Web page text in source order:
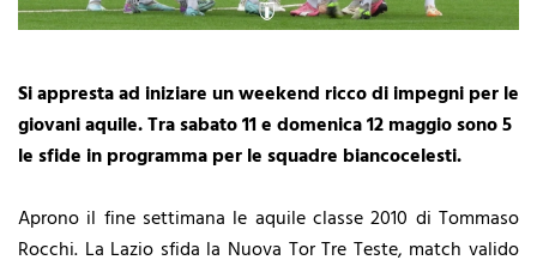
Si appresta ad iniziare un weekend ricco di impegni per le
giovani aquile. Tra sabato 11 e domenica 12 maggio sono 5
le sfide in programma per le squadre biancocelesti.
Aprono il fine settimana le aquile classe 2010 di Tommaso
Rocchi. La Lazio sfida la Nuova Tor Tre Teste, match valido